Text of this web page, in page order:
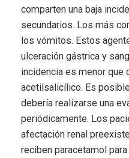
comparten una baja
secundarios. Los más
los vómitos. Estos
ulceración gástrica y
incidencia es menor que
acetilsalicílico. Es
debería realizarse una
periódicamente. Los
afectación renal
reciben paracetamol